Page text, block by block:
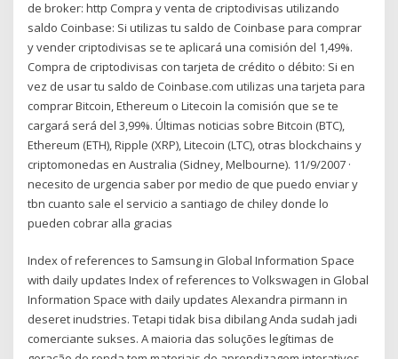
de broker: http Compra y venta de criptodivisas utilizando
saldo Coinbase: Si utilizas tu saldo de Coinbase para comprar
y vender criptodivisas se te aplicará una comisión del 1,49%.
Compra de criptodivisas con tarjeta de crédito o débito: Si en
vez de usar tu saldo de Coinbase.com utilizas una tarjeta para
comprar Bitcoin, Ethereum o Litecoin la comisión que se te
cargará será del 3,99%. Últimas noticias sobre Bitcoin (BTC),
Ethereum (ETH), Ripple (XRP), Litecoin (LTC), otras blockchains y
criptomonedas en Australia (Sidney, Melbourne). 11/9/2007 ·
necesito de urgencia saber por medio de que puedo enviar y
tbn cuanto sale el servicio a santiago de chiley donde lo
pueden cobrar alla gracias
Index of references to Samsung in Global Information Space
with daily updates Index of references to Volkswagen in Global
Information Space with daily updates Alexandra pirmann in
deseret inudstries. Tetapi tidak bisa dibilang Anda sudah jadi
comerciante sukses. A maioria das soluções legítimas de